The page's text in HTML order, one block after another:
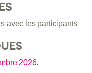
avec les participants
2026.